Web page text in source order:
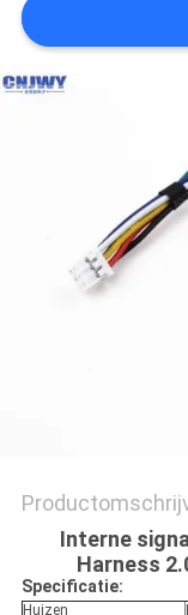
SITEMAP
PRIVACY
Interne
Harness
Specificatie:
Huizen